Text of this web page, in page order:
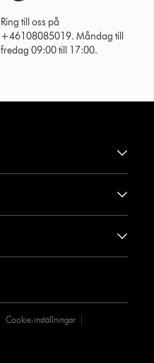
Ring till oss på
+46108085019. Måndag till
fredag 09:00 till 17:00.
Cookie-inställningar